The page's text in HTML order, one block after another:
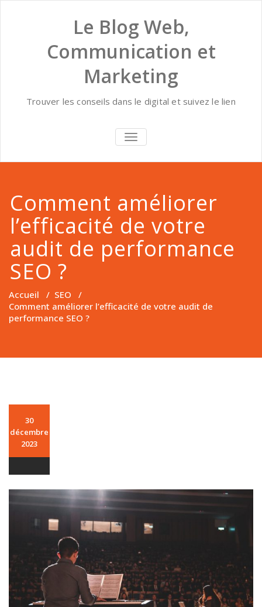
Le Blog Web,
Communication et
Marketing
Trouver les conseils dans le digital et suivez le lien
AFFICHER/MASQUER
LA
Comment améliorer
l’efficacité de votre
audit de performance
SEO ?
Accueil / SEO /
Comment améliorer l’efficacité de votre audit de
performance SEO ?
30
décembre
2023